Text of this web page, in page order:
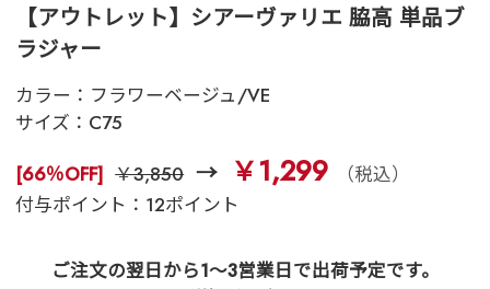
【アウトレット】シアーヴァリエ 脇高 単品ブ
ラジャー
カラー： フラワーベージュ/VE
サイズ： C75
[66％OFF] ￥3,850 ￥1,299
（税込）
付与ポイント：12ポイント
ご注文の翌日から1～3営業日で出荷予定です。